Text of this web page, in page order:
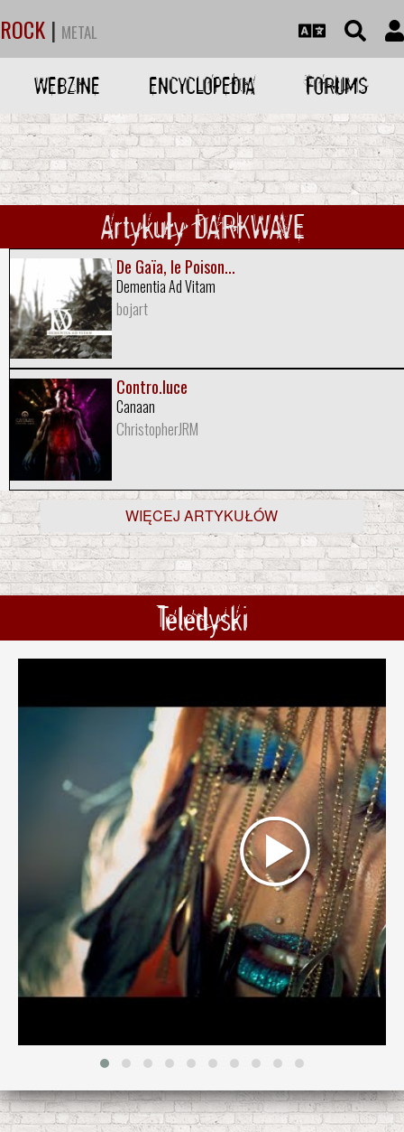
ROCK | METAL
WEBZINE ENCYCLOPEDIA FORUMS
Artykuły DARKWAVE
De Gaïa, le Poison...
Dementia Ad Vitam
bojart
Contro.luce
Canaan
ChristopherJRM
WIĘCEJ ARTYKUŁÓW
Teledyski